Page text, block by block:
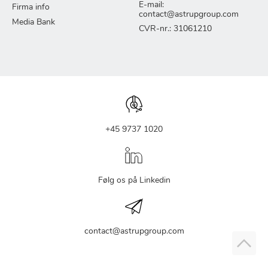
Firma info
Media Bank
E-mail:
contact@astrupgroup.com
CVR-nr.: 31061210
+45 9737 1020
Følg os på Linkedin
contact@astrupgroup.com